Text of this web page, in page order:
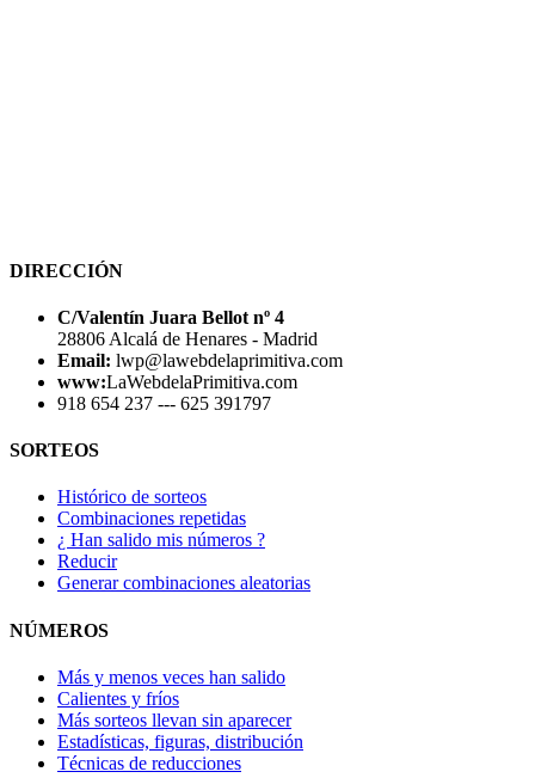
DIRECCIÓN
C/Valentín Juara Bellot nº 4
28806 Alcalá de Henares - Madrid
Email: lwp@lawebdelaprimitiva.com
www:LaWebdelaPrimitiva.com
918 654 237 --- 625 391797
SORTEOS
Histórico de sorteos
Combinaciones repetidas
¿ Han salido mis números ?
Reducir
Generar combinaciones aleatorias
NÚMEROS
Más y menos veces han salido
Calientes y fríos
Más sorteos llevan sin aparecer
Estadísticas, figuras, distribución
Técnicas de reducciones